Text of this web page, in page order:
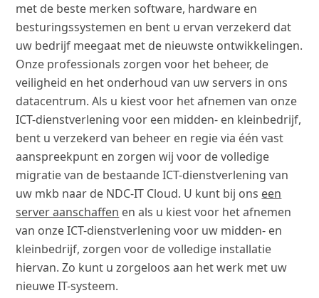
met de beste merken software, hardware en
besturingssystemen en bent u ervan verzekerd dat
uw bedrijf meegaat met de nieuwste ontwikkelingen.
Onze professionals zorgen voor het beheer, de
veiligheid en het onderhoud van uw servers in ons
datacentrum. Als u kiest voor het afnemen van onze
ICT-dienstverlening voor een midden- en kleinbedrijf,
bent u verzekerd van beheer en regie via één vast
aanspreekpunt en zorgen wij voor de volledige
migratie van de bestaande ICT-dienstverlening van
uw mkb naar de NDC-IT Cloud. U kunt bij ons een
server aanschaffen en als u kiest voor het afnemen
van onze ICT-dienstverlening voor uw midden- en
kleinbedrijf, zorgen voor de volledige installatie
hiervan. Zo kunt u zorgeloos aan het werk met uw
nieuwe IT-systeem.